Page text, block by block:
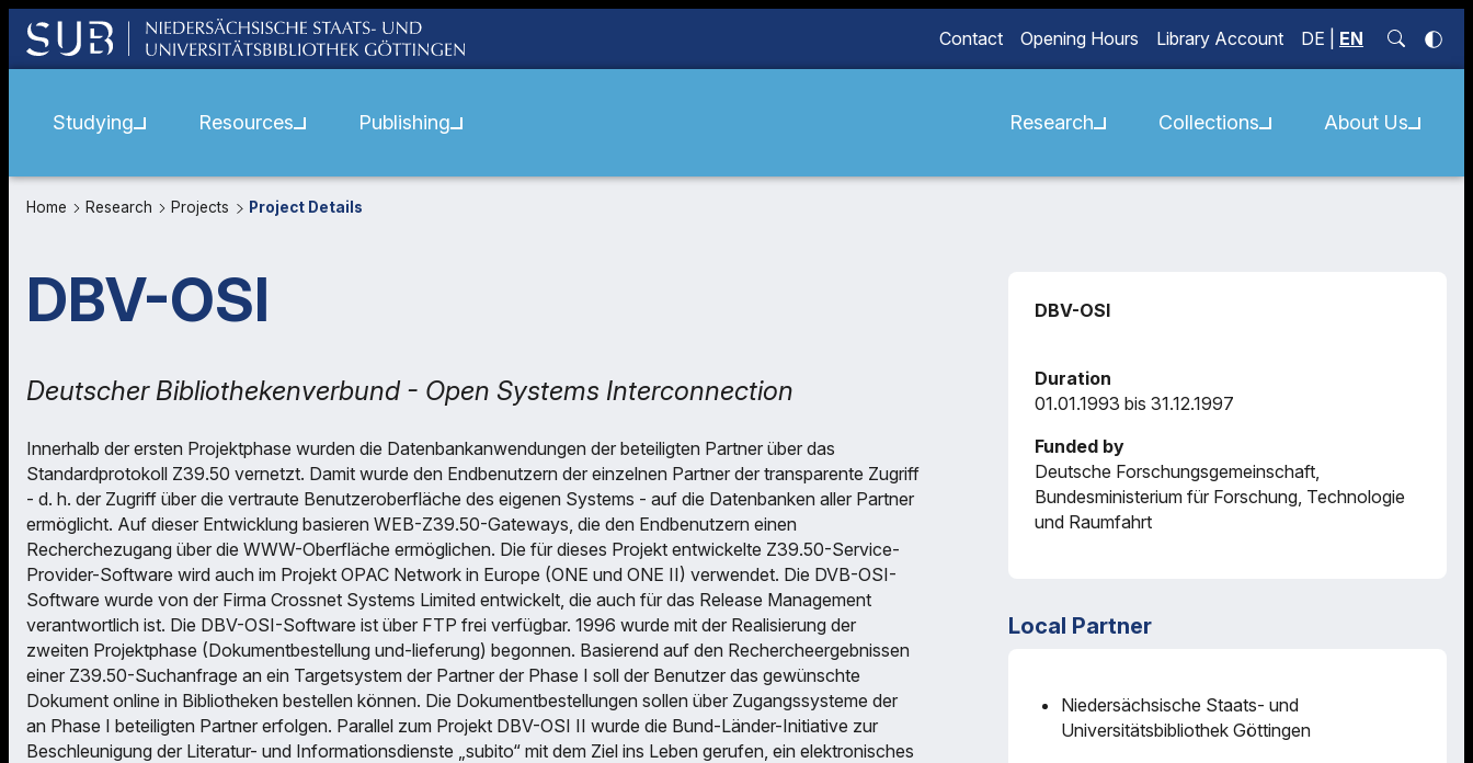
Contact Opening Hours Library Account DE EN
Studying Resources Publishing Research Collections About Us
Home Research Projects Project Details
DBV-OSI
Deutscher Bibliothekenverbund - Open Systems Interconnection
Innerhalb der ersten Projektphase wurden die Datenbankanwendungen der beteiligten Partner über das
Standardprotokoll Z39.50 vernetzt. Damit wurde den Endbenutzern der einzelnen Partner der transparente Zugriff
- d. h. der Zugriff über die vertraute Benutzeroberfläche des eigenen Systems - auf die Datenbanken aller Partner
ermöglicht. Auf dieser Entwicklung basieren WEB-Z39.50-Gateways, die den Endbenutzern einen
Recherchezugang über die WWW-Oberfläche ermöglichen. Die für dieses Projekt entwickelte Z39.50-Service-
Provider-Software wird auch im Projekt OPAC Network in Europe (ONE und ONE II) verwendet. Die DVB-OSI-
Software wurde von der Firma Crossnet Systems Limited entwickelt, die auch für das Release Management
verantwortlich ist. Die DBV-OSI-Software ist über FTP frei verfügbar. 1996 wurde mit der Realisierung der
zweiten Projektphase (Dokumentbestellung und-lieferung) begonnen. Basierend auf den Rechercheergebnissen
einer Z39.50-Suchanfrage an ein Targetsystem der Partner der Phase I soll der Benutzer das gewünschte
Dokument online in Bibliotheken bestellen können. Die Dokumentbestellungen sollen über Zugangssysteme der
an Phase I beteiligten Partner erfolgen. Parallel zum Projekt DBV-OSI II wurde die Bund-Länder-Initiative zur
Beschleunigung der Literatur- und Informationsdienste „subito“ mit dem Ziel ins Leben gerufen, ein elektronisches
DBV-OSI
Duration
01.01.1993 bis 31.12.1997
Funded by
Deutsche Forschungsgemeinschaft,
Bundesministerium für Forschung, Technologie
und Raumfahrt
Local Partner
Niedersächsische Staats- und
Universitätsbibliothek Göttingen